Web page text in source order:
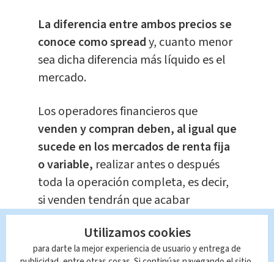
La diferencia entre ambos precios se
conoce como spready, cuanto menor
sea dicha diferencia más líquido es el
mercado.
Los operadores financieros que
venden y compran deben, al igual que
sucede en los mercados de renta fija
o variable, realizar antes o después
toda la operación completa, es decir,
si venden tendrán que acabar
comprando y si compran tendrán que
acabar vendiendo.
Utilizamos cookies
para darte la mejor experiencia de usuario y entrega de